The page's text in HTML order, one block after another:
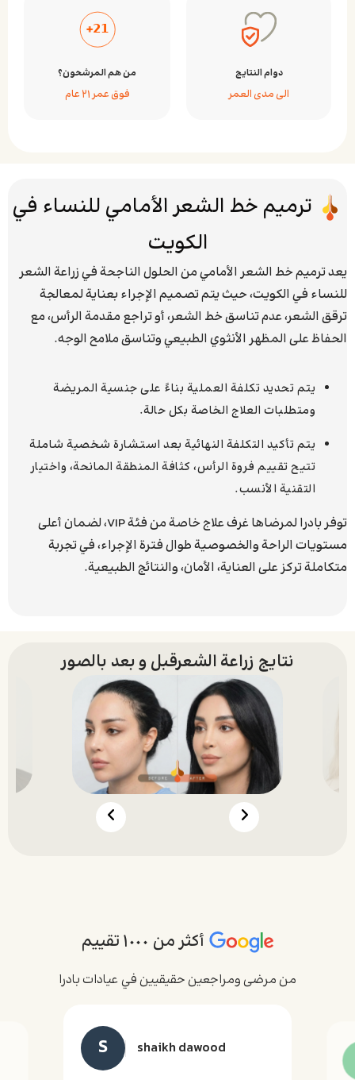
دوام النتايج
الى مدى العمر
من هم المرشحون؟
فوق عمر ٢۱ عام
ترميم خط الشعر الأمامي للنساء في
الكويت
يعد ترميم خط الشعر الأمامي من الحلول الناجحة في زراعة الشعر
للنساء في الكويت، حيث يتم تصميم الإجراء بعناية لمعالجة
ترقق الشعر، عدم تناسق خط الشعر، أو تراجع مقدمة الرأس، مع
الحفاظ على المظهر الأنثوي الطبيعي وتناسق ملامح الوجه.
يتم تحديد تكلفة العملية بناءً على جنسية المريضة
ومتطلبات العلاج الخاصة بكل حالة.
يتم تأكيد التكلفة النهائية بعد استشارة شخصية شاملة
تتيح تقييم فروة الرأس، كثافة المنطقة المانحة، واختيار
التقنية الأنسب.
توفر بادرا لمرضاها غرف علاج خاصة من فئة VIP، لضمان أعلى
مستويات الراحة والخصوصية طوال فترة الإجراء، في تجربة
متكاملة تركز على العناية، الأمان، والنتائج الطبيعية.
نتایج زراعة الشعرقبل و بعد بالصور
أكثر من ١٠٠٠ تقييم
من مرضى ومراجعين حقيقيين في عيادات بادرا
S shaikh dawood